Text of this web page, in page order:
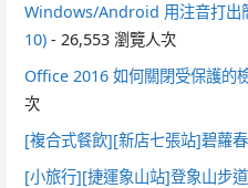
Windows/Android 用注音打出
10) - 26,553 瀏覽人次
Office 2016 如何關閉受保護的
次
[複合式餐飲][新店七張站]碧蘿
[小旅行][捷運象山站]登象山步